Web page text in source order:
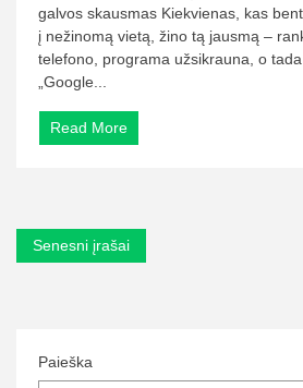
galvos skausmas Kiekvienas, kas
į nežinomą vietą, žino tą jausmą –
telefono, programa užsikrauna, o
„Google...
Read More
Navigacija
Senesni įrašai
Paieška